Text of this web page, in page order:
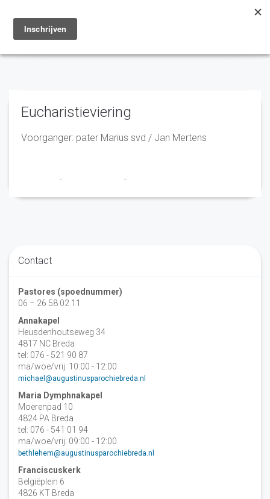
Toggle
navigation
Eucharistieviering
Voorganger: pater Marius svd / Jan Mertens
- -
Contact
Pastores (spoednummer)
06 – 26 58 02 11
Annakapel
Heusdenhoutseweg 34
4817 NC Breda
tel: 076 - 521 90 87
ma/woe/vrij: 10:00 - 12:00
michael@augustinusparochiebreda.nl
Maria Dymphnakapel
Moerenpad 10
4824 PA Breda
tel: 076 - 541 01 94
ma/woe/vrij: 09:00 - 12:00
bethlehem@augustinusparochiebreda.nl
Franciscuskerk
Belgiëplein 6
4826 KT Breda